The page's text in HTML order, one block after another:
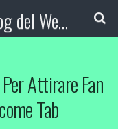
Booking Blog™ - Il blog del Web Marketing Turistico
Attirare Fan
Tab